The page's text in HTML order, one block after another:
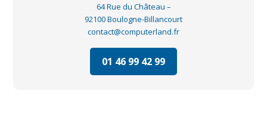
64 Rue du Château –
92100 Boulogne-Billancourt
contact@computerland.fr
01 46 99 42 99